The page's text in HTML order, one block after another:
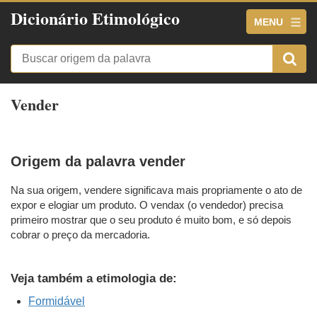
Dicionário Etimológico MENU
Vender
Origem da palavra vender
Na sua origem, vendere significava mais propriamente o ato de
expor e elogiar um produto. O vendax (o vendedor) precisa
primeiro mostrar que o seu produto é muito bom, e só depois
cobrar o preço da mercadoria.
Veja também a etimologia de:
Formidável